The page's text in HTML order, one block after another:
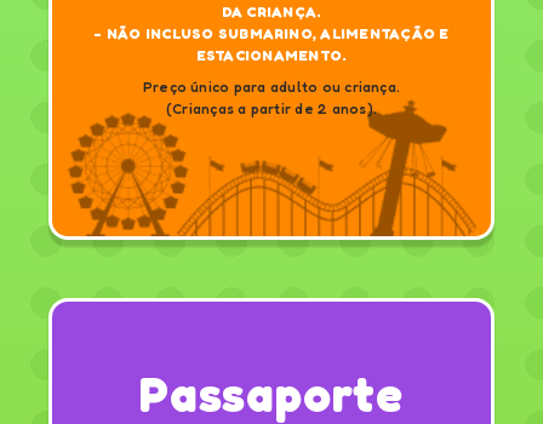
DA CRIANÇA.
- NÃO INCLUSO SUBMARINO, ALIMENTAÇÃO E
ESTACIONAMENTO.
Preço único para adulto ou criança.
(Crianças a partir de 2 anos).
Passaporte